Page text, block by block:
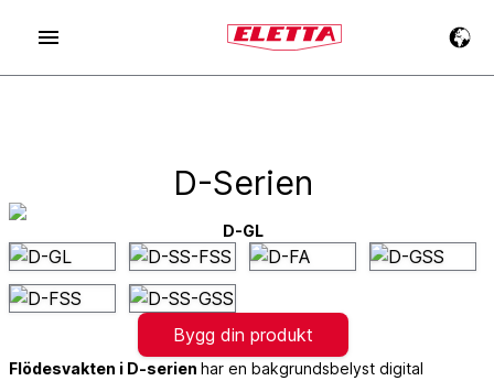
D-Serien
D-GL
Bygg din produkt
Flödesvakten i D-serien har en bakgrundsbelyst digital